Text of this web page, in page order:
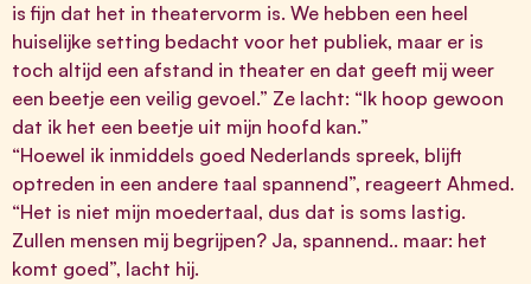
is fijn dat het in theatervorm is. We hebben een heel
huiselijke setting bedacht voor het publiek, maar er is
toch altijd een afstand in theater en dat geeft mij weer
een beetje een veilig gevoel.” Ze lacht: “Ik hoop gewoon
dat ik het een beetje uit mijn hoofd kan.”
“Hoewel ik inmiddels goed Nederlands spreek, blijft
optreden in een andere taal spannend”, reageert Ahmed.
“Het is niet mijn moedertaal, dus dat is soms lastig.
Zullen mensen mij begrijpen? Ja, spannend.. maar: het
komt goed”, lacht hij.